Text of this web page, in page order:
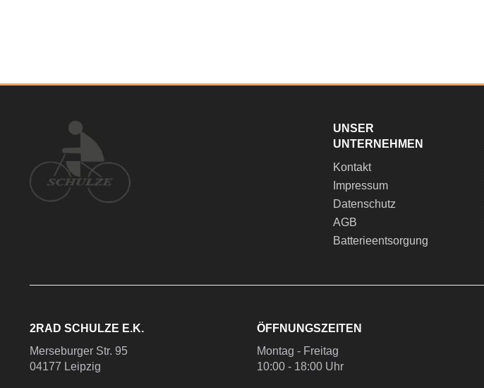
UNSER
UNTERNEHMEN
Kontakt
Impressum
Datenschutz
AGB
Batterieentsorgung
2RAD SCHULZE E.K.
Merseburger Str. 95
04177 Leipzig
ÖFFNUNGSZEITEN
Montag - Freitag
10:00 - 18:00 Uhr